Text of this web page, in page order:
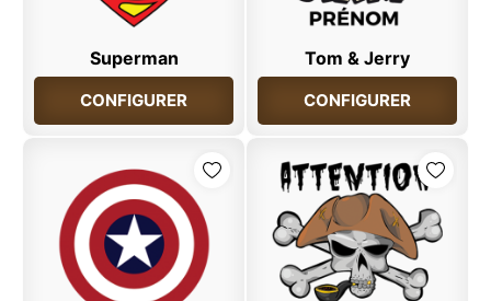
Superman
CONFIGURER
Tom & Jerry
CONFIGURER